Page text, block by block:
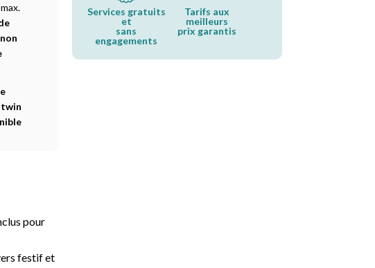
twin
pour
festif et
Services gratuits
et
sans
engagements
Tarifs aux
meilleurs
prix garantis